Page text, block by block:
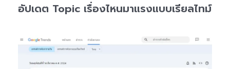
อัปเดต Topic เรื่องไหนมาแรงแบบเรียลไทม์